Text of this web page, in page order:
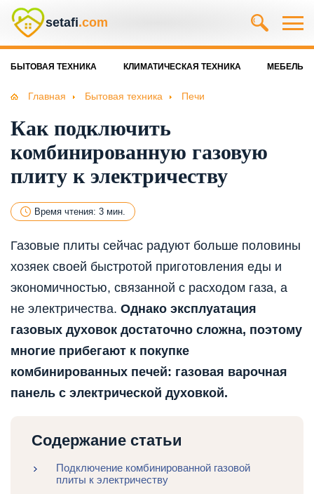
setafi.com
БЫТОВАЯ ТЕХНИКА КЛИМАТИЧЕСКАЯ ТЕХНИКА МЕБЕЛЬ
Главная Бытовая техника Печи
Как подключить
комбинированную газовую
плиту к электричеству
Время чтения: 3 мин.
Газовые плиты сейчас радуют больше половины
хозяек своей быстротой приготовления еды и
экономичностью, связанной с расходом газа, а
не электричества. Однако эксплуатация
газовых духовок достаточно сложна, поэтому
многие прибегают к покупке
комбинированных печей: газовая варочная
панель с электрической духовкой.
Содержание статьи
Подключение комбинированной газовой
плиты к электричеству